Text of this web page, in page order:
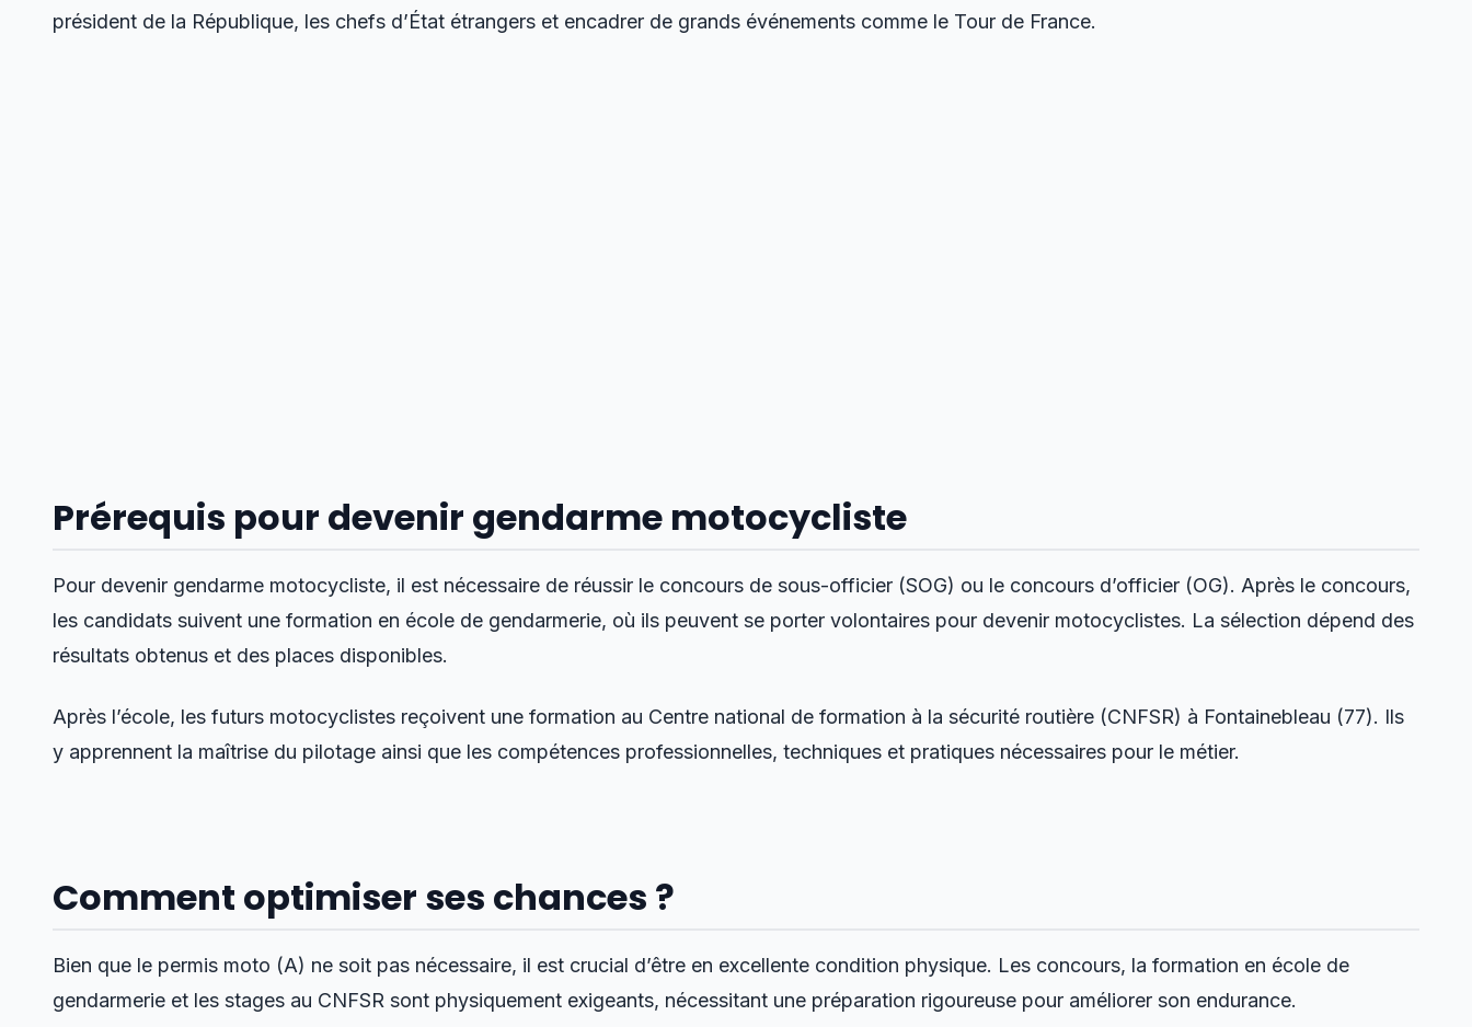
président de la République, les chefs d’État étrangers et encadrer de grands événements comme le Tour de France.
Prérequis pour devenir gendarme motocycliste
Pour devenir gendarme motocycliste, il est nécessaire de réussir le concours de sous-officier (SOG) ou le concours d’officier (OG). Après le concours,
les candidats suivent une formation en école de gendarmerie, où ils peuvent se porter volontaires pour devenir motocyclistes. La sélection dépend des
résultats obtenus et des places disponibles.
Après l’école, les futurs motocyclistes reçoivent une formation au Centre national de formation à la sécurité routière (CNFSR) à Fontainebleau (77). Ils
y apprennent la maîtrise du pilotage ainsi que les compétences professionnelles, techniques et pratiques nécessaires pour le métier.
Comment optimiser ses chances ?
Bien que le permis moto (A) ne soit pas nécessaire, il est crucial d’être en excellente condition physique. Les concours, la formation en école de
gendarmerie et les stages au CNFSR sont physiquement exigeants, nécessitant une préparation rigoureuse pour améliorer son endurance.